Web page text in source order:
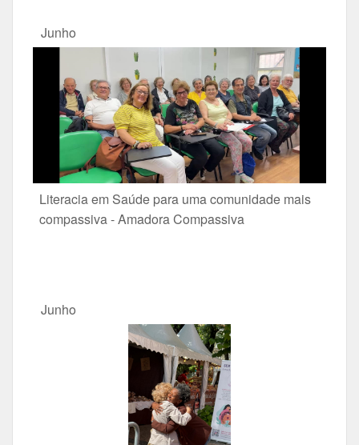
Junho
Literacia em Saúde para uma comunidade mais
compassiva - Amadora Compassiva
Junho